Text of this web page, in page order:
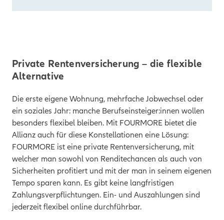
Private Rentenversicherung – die flexible
Alternative
Die erste eigene Wohnung, mehrfache Jobwechsel oder
ein soziales Jahr: manche Berufseinsteiger:innen wollen
besonders flexibel bleiben. Mit FOURMORE bietet die
Allianz auch für diese Konstellationen eine Lösung:
FOURMORE ist eine private Rentenversicherung, mit
welcher man sowohl von Renditechancen als auch von
Sicherheiten profitiert und mit der man in seinem eigenen
Tempo sparen kann. Es gibt keine langfristigen
Zahlungsverpflichtungen. Ein- und Auszahlungen sind
jederzeit flexibel online durchführbar.